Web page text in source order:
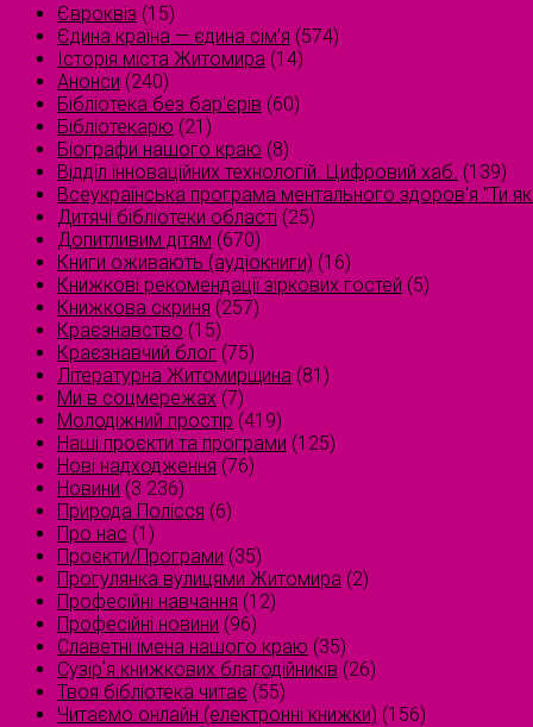
Євроквіз (15)
Єдина країна — єдина сім’я (574)
Історія міста Житомира (14)
Анонси (240)
Бібліотека без бар'єрів (60)
Бібліотекарю (21)
Біографи нашого краю (8)
Відділ інноваційних технологій. Цифровий хаб. (139)
Всеукраїнська програма ментального здоров'я "Ти
Дитячі бібліотеки області (25)
Допитливим дітям (670)
Книги оживають (аудіокниги) (16)
Книжкові рекомендації зіркових гостей (5)
Книжкова скриня (257)
Краєзнавство (15)
Краєзнавчий блог (75)
Літературна Житомирщина (81)
Ми в соцмережах (7)
Молодіжний простір (419)
Наші проєкти та програми (125)
Нові надходження (76)
Новини (3 236)
Природа Полісся (6)
Про нас (1)
Проєкти/Програми (35)
Прогулянка вулицями Житомира (2)
Професійні навчання (12)
Професійні новини (96)
Славетні імена нашого краю (35)
Сузірʼя книжкових благодійників (26)
Твоя бібліотека читає (55)
Читаємо онлайн (електронні книжки) (156)